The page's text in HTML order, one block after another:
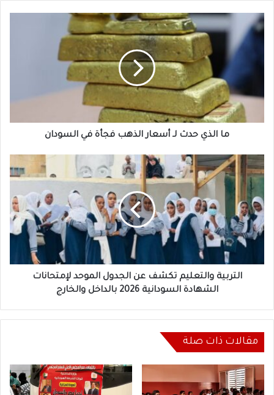
ما
الذي
فجأة
السودان
ما الذي حدث لـ أسعار الذهب فجأة في السودان
التربية
والتعليم
تكشف
عن
الجدول
الموحد
لإمتحانات
الشهادة
السودانية
التربية والتعليم تكشف عن الجدول الموحد لإمتحانات
الشهادة السودانية 2026 بالداخل والخارج
مقالات ذات صلة